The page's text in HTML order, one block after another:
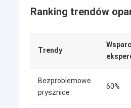
Ranking trendów
Trendy
Bezproblemowe
prysznice
60%